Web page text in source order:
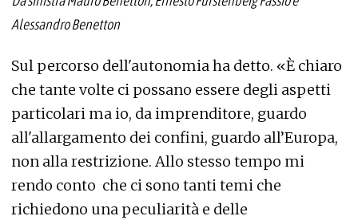
Alessandro Benetton
Sul percorso dell'autonomia ha detto. «È chiaro
che tante volte ci possano essere degli aspetti
particolari ma io, da imprenditore, guardo
all'allargamento dei confini, guardo all’Europa,
non alla restrizione. Allo stesso tempo mi
rendo conto che ci sono tanti temi che
richiedono una peculiarità e delle